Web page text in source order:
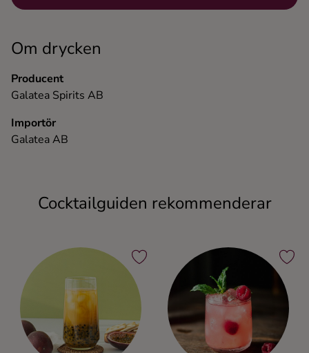
Om drycken
Producent
Galatea Spirits AB
Importör
Galatea AB
Cocktailguiden rekommenderar